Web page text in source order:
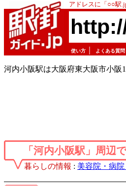
アドレスに「○○駅
使い方 よくある質問
河内小阪駅は大阪府東大阪市小阪
「河内小阪駅」周辺
暮らしの情報 : 美容院・病